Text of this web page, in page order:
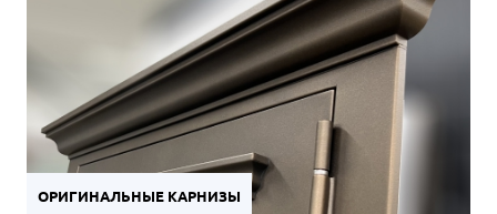
ОРИГИНАЛЬНЫЕ КАРНИЗЫ